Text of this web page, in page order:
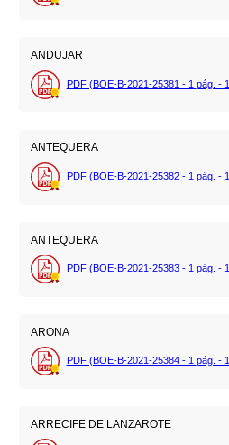
ANDUJAR
PDF (BOE-B-2021-25381 - 1 pág. -
ANTEQUERA
PDF (BOE-B-2021-25382 - 1 pág. -
ANTEQUERA
PDF (BOE-B-2021-25383 - 1 pág. -
ARONA
PDF (BOE-B-2021-25384 - 1 pág. -
ARRECIFE DE LANZAROTE